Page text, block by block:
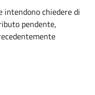
chiedere di
pendente,